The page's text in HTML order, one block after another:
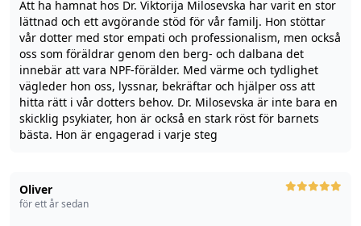
Att ha hamnat hos Dr. Viktorija Milosevska har varit en stor
lättnad och ett avgörande stöd för vår familj. Hon stöttar
vår dotter med stor empati och professionalism, men också
oss som föräldrar genom den berg- och dalbana det
innebär att vara NPF-förälder. Med värme och tydlighet
vägleder hon oss, lyssnar, bekräftar och hjälper oss att
hitta rätt i vår dotters behov. Dr. Milosevska är inte bara en
skicklig psykiater, hon är också en stark röst för barnets
bästa. Hon är engagerad i varje steg
Oliver
för ett år sedan